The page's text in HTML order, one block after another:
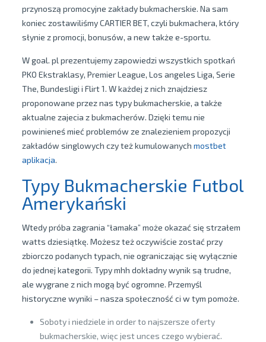
przynoszą promocyjne zakłady bukmacherskie. Na sam
koniec zostawiliśmy CARTIER BET, czyli bukmachera, który
słynie z promocji, bonusów, a new także e-sportu.
W goal. pl prezentujemy zapowiedzi wszystkich spotkań
PKO Ekstraklasy, Premier League, Los angeles Liga, Serie
The, Bundesligi i Flirt 1. W każdej z nich znajdziesz
proponowane przez nas typy bukmacherskie, a także
aktualne zajecia z bukmacherów. Dzięki temu nie
powinieneś mieć problemów ze znalezieniem propozycji
zakładów singlowych czy też kumulowanych mostbet
aplikacja.
Typy Bukmacherskie Futbol
Amerykański
Wtedy próba zagrania “łamaka” może okazać się strzałem
watts dziesiątkę. Możesz też oczywiście zostać przy
zbiorczo podanych typach, nie ograniczając się wyłącznie
do jednej kategorii. Typy mhh dokładny wynik są trudne,
ale wygrane z nich mogą być ogromne. Przemyśl
historyczne wyniki – nasza społeczność ci w tym pomoże.
Soboty i niedziele in order to najszersze oferty
bukmacherskie, więc jest unces czego wybierać.